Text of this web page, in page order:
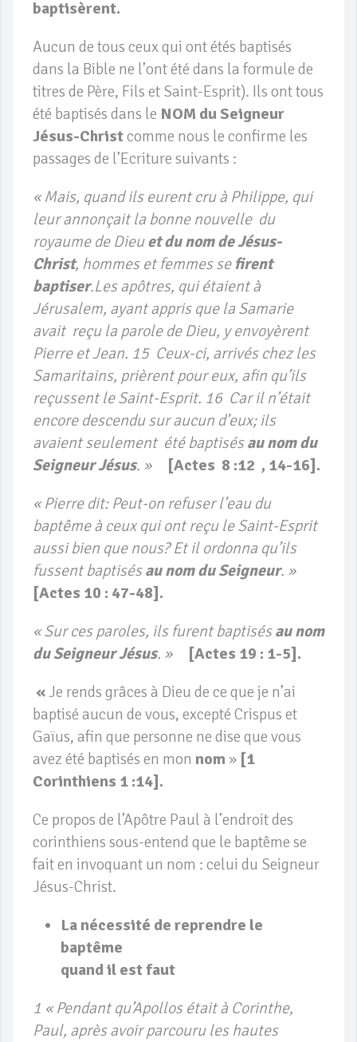
baptisèrent.
Aucun de tous ceux qui ont étés baptisés
dans la Bible ne l’ont été dans la formule de
titres de Père, Fils et Saint-Esprit). Ils ont tous
été baptisés dans le NOM du Seigneur
Jésus-Christcomme nous le confirme les
passages de l’Ecriture suivants :
« Mais, quand ils eurent cru à Philippe, qui
leur annonçait la bonne nouvelle du
royaume de Dieuet du nom de Jésus-
Christ, hommes et femmes se firent
baptiser.Les apôtres, qui étaient à
Jérusalem, ayant appris que la Samarie
avait reçu la parole de Dieu, y envoyèrent
Pierre et Jean. 15 Ceux-ci, arrivés chez les
Samaritains, prièrent pour eux, afin qu’ils
reçussent le Saint-Esprit. 16 Car il n’était
encore descendu sur aucun d’eux; ils
avaient seulement été baptisésau nom du
Seigneur Jésus. » [Actes 8 :12 , 14-16].
« Pierre dit: Peut-on refuser l’eau du
baptême à ceux qui ont reçu le Saint-Esprit
aussi bien que nous? Et il ordonna qu’ils
fussent baptisésau nom du Seigneur. »
[Actes 10 : 47-48].
« Sur ces paroles, ils furent baptisésau nom
du Seigneur Jésus. » [Actes 19 : 1-5].
«Je rends grâces à Dieu de ce que je n’ai
baptisé aucun de vous, excepté Crispus et
Gaïus, afin que personne ne dise que vous
avez été baptisés en mon nom » [1
Corinthiens 1 :14].
Ce propos de l’Apôtre Paul à l’endroit des
corinthiens sous-entend que le baptême se
fait en invoquant un nom : celui du Seigneur
Jésus-Christ.
La nécessité de reprendre le
baptême
quand il est faut
1 « Pendant qu’Apollos était à Corinthe,
Paul, après avoir parcouru les hautes